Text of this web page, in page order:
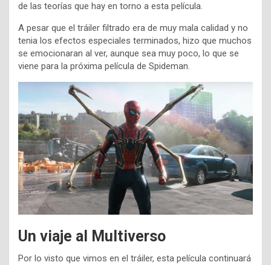
de las teorías que hay en torno a esta película.
A pesar que el tráiler filtrado era de muy mala calidad y no
tenia los efectos especiales terminados, hizo que muchos
se emocionaran al ver, aunque sea muy poco, lo que se
viene para la próxima película de Spideman.
Un viaje al Multiverso
Por lo visto que vimos en el tráiler, esta película continuará